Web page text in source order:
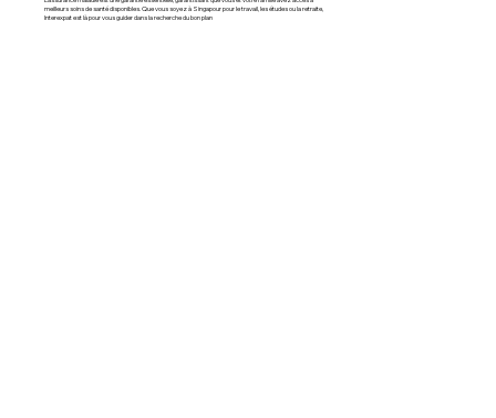
meilleurs soins de santé disponibles. Que vous soyez à Singapour pour le travail, les études ou la retraite,
Interexpat est là pour vous guider dans la recherche du bon plan